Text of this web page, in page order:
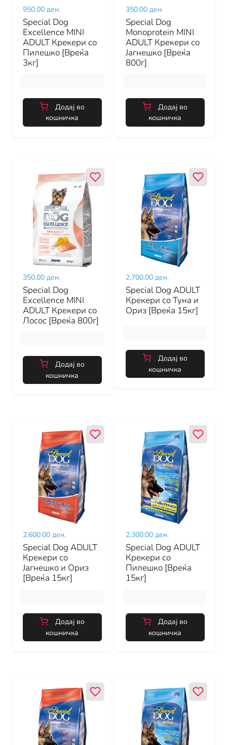
950.00 ден.
Special Dog
Excellence MINI
ADULT Крекери со
Пилешко [Вреќа
3кг]
Додај во
кошничка
350.00 ден.
Special Dog
Monoprotein MINI
ADULT Крекери со
Јагнешко [Вреќа
800г]
Додај во
кошничка
350.00 ден.
Special Dog
Excellence MINI
ADULT Крекери со
Лосос [Вреќа 800г]
Додај во
кошничка
2,700.00 ден.
Special Dog ADULT
Крекери со Туна и
Ориз [Вреќа 15кг]
Додај во
кошничка
2,600.00 ден.
Special Dog ADULT
Крекери со
Јагнешко и Ориз
[Вреќа 15кг]
Додај во
кошничка
2,300.00 ден.
Special Dog ADULT
Крекери со
Пилешко [Вреќа
15кг]
Додај во
кошничка